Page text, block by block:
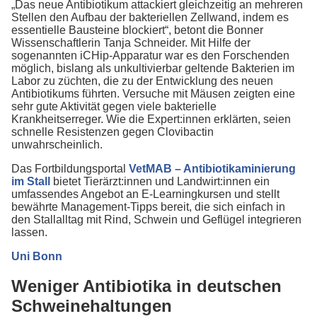
„Das neue Antibiotikum attackiert gleichzeitig an mehreren
Stellen den Aufbau der bakteriellen Zellwand, indem es
essentielle Bausteine blockiert“, betont die Bonner
Wissenschaftlerin Tanja Schneider. Mit Hilfe der
sogenannten iCHip-Apparatur war es den Forschenden
möglich, bislang als unkultivierbar geltende Bakterien im
Labor zu züchten, die zu der Entwicklung des neuen
Antibiotikums führten. Versuche mit Mäusen zeigten eine
sehr gute Aktivität gegen viele bakterielle
Krankheitserreger. Wie die Expert:innen erklärten, seien
schnelle Resistenzen gegen Clovibactin
unwahrscheinlich.
Das Fortbildungsportal VetMAB – Antibiotikaminierung
im Stall
bietet Tierärzt:innen und Landwirt:innen ein
umfassendes Angebot an E-Learningkursen und stellt
bewährte Management-Tipps bereit, die sich einfach in
den Stallalltag mit Rind, Schwein und Geflügel integrieren
lassen.
Uni Bonn
Weniger Antibiotika in deutschen
Schweinehaltungen